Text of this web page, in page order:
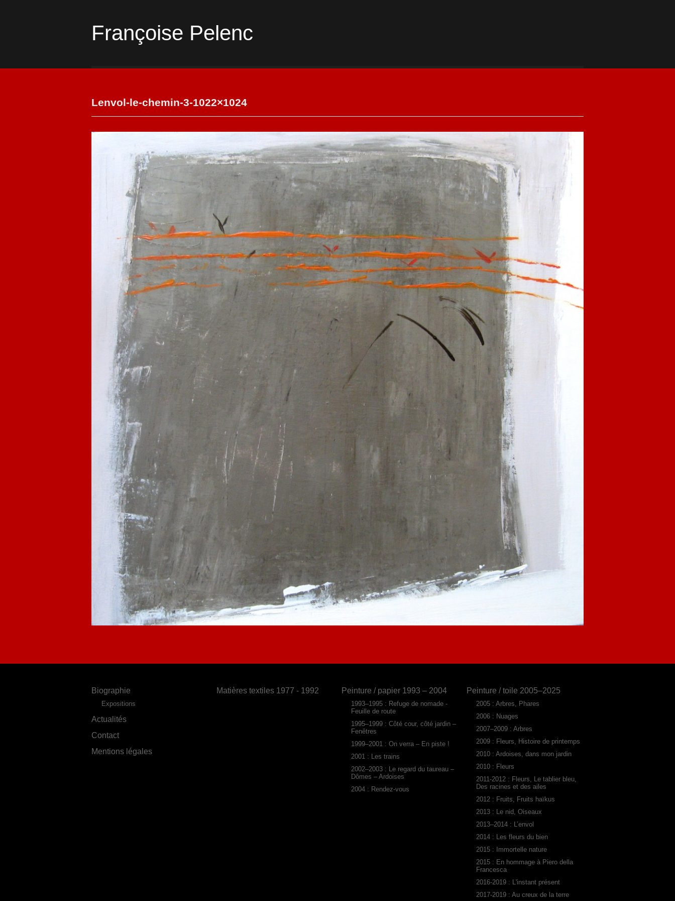
Françoise Pelenc
Lenvol-le-chemin-3-1022×1024
Biographie
Expositions
Actualités
Contact
Mentions légales
Matières textiles 1977 - 1992 Peinture / papier 1993 – 2004
1993–1995 : Refuge de nomade -
Feuille de route
1995–1999 : Côté cour, côté jardin –
Fenêtres
1999–2001 : On verra – En piste !
2001 : Les trains
2002–2003 : Le regard du taureau –
Dômes – Ardoises
2004 : Rendez-vous
Peinture / toile 2005–2025
2005 : Arbres, Phares
2006 : Nuages
2007–2009 : Arbres
2009 : Fleurs, Histoire de printemps
2010 : Ardoises, dans mon jardin
2010 : Fleurs
2011-2012 : Fleurs, Le tablier bleu,
Des racines et des ailes
2012 : Fruits, Fruits haïkus
2013 : Le nid, Oiseaux
2013–2014 : L’envol
2014 : Les fleurs du bien
2015 : Immortelle nature
2015 : En hommage à Piero della
Francesca
2016-2019 : L'instant présent
2017-2019 : Au creux de la terre